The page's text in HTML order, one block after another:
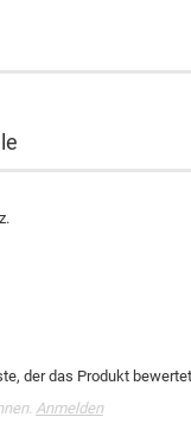
der das Produkt
Anmelden